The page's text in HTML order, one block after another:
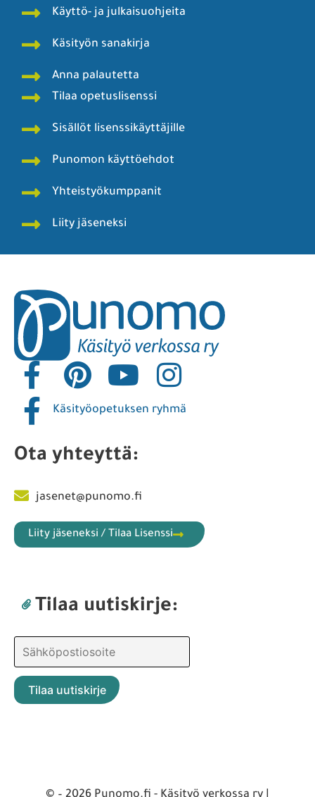
Käyttö- ja julkaisuohjeita
Käsityön sanakirja
Anna palautetta
Tilaa opetuslisenssi
Sisällöt lisenssikäyttäjille
Punomon käyttöehdot
Yhteistyökumppanit
Liity jäseneksi
Käsityöopetuksen ryhmä
Ota yhteyttä:
jasenet@punomo.fi
Liity jäseneksi / Tilaa Lisenssi
Tilaa uutiskirje: